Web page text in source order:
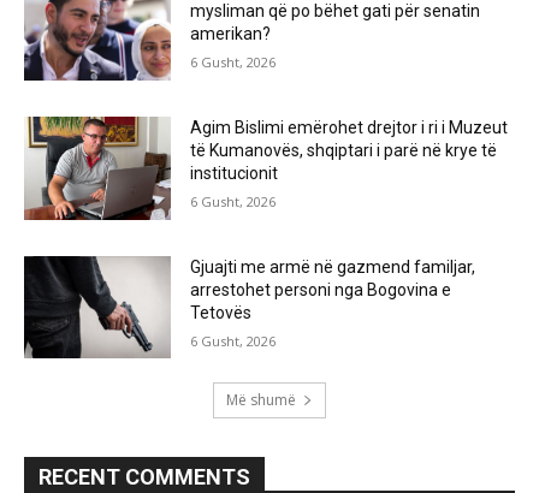
mysliman që po bëhet gati për senatin
amerikan?
6 Gusht, 2026
Agim Bislimi emërohet drejtor i ri i Muzeut
të Kumanovës, shqiptari i parë në krye të
institucionit
6 Gusht, 2026
Gjuajti me armë në gazmend familjar,
arrestohet personi nga Bogovina e
Tetovës
6 Gusht, 2026
Më shumë
RECENT COMMENTS